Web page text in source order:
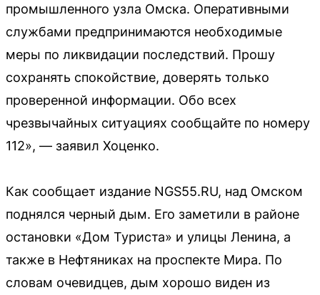
промышленного узла Омска. Оперативными
службами предпринимаются необходимые
меры по ликвидации последствий. Прошу
сохранять спокойствие, доверять только
проверенной информации. Обо всех
чрезвычайных ситуациях сообщайте по номеру
112», — заявил Хоценко.
Как сообщает издание NGS55.RU, над Омском
поднялся черный дым. Его заметили в районе
остановки «Дом Туриста» и улицы Ленина, а
также в Нефтяниках на проспекте Мира. По
словам очевидцев, дым хорошо виден из